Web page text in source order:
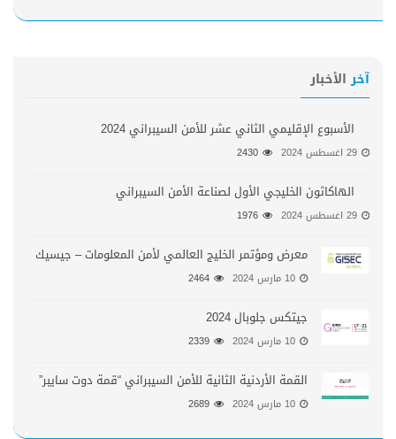
آخرالأخبار
الأسبوع الإقليمي الثاني عشر للأمن السيبراني 2024
29 اغسطس 2024 2430
الهاكاثون الخليجي الأول لصناعة الأمن السيبراني
29 اغسطس 2024 1976
معرض ومؤتمر الخليج العالمي لأمن المعلومات – جيسيك
10 مارس 2024 2464
جيتكس جلوبال 2024
10 مارس 2024 2339
القمة الأردنية الثانية للأمن السيبراني “قمة دوت سايبر”
10 مارس 2024 2689